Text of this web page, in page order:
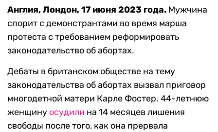
Англия, Лондон, 17 июня 2023 года. Мужчина
спорит с демонстрантами во время марша
протеста с требованием реформировать
законодательство об абортах.
Дебаты в британском обществе на тему
законодательства об абортах вызвал приговор
многодетной матери Карле Фостер. 44-летнюю
женщину осудили на 14 месяцев лишения
свободы после того, как она прервала